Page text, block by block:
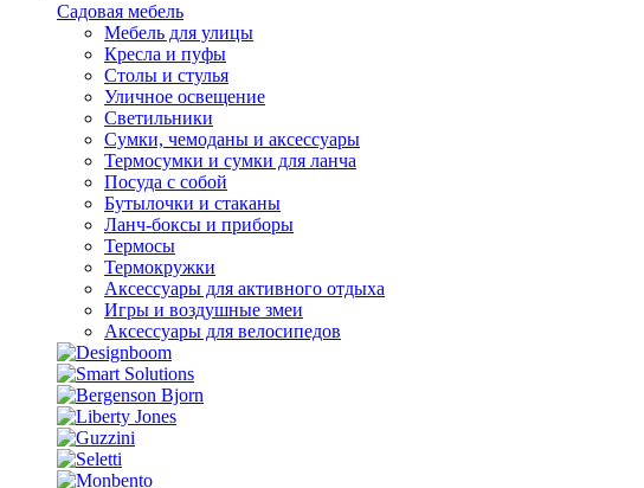
Садовая мебель
Мебель для улицы
Кресла и пуфы
Столы и стулья
Уличное освещение
Светильники
Сумки, чемоданы и аксессуары
Термосумки и сумки для ланча
Посуда с собой
Бутылочки и стаканы
Ланч-боксы и приборы
Термосы
Термокружки
Аксессуары для активного отдыха
Игры и воздушные змеи
Аксессуары для велосипедов